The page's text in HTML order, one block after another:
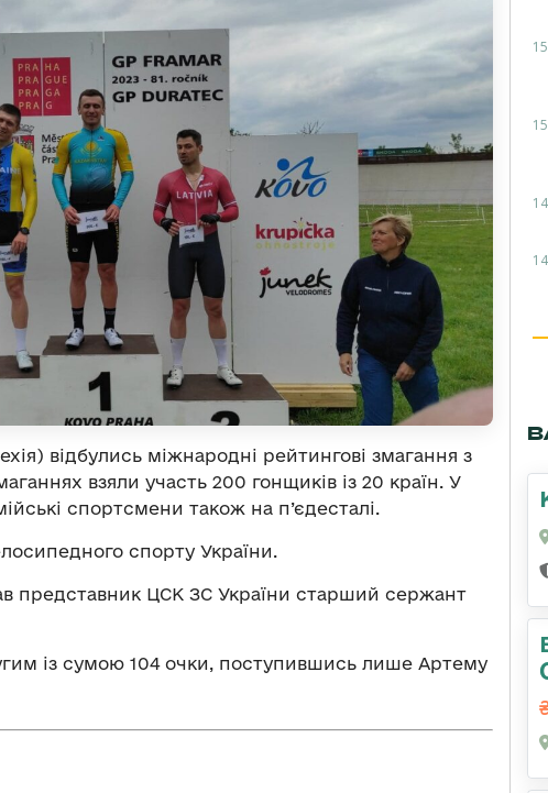
відбулись міжнародні рейтингові змагання з
взяли участь 200 гонщиків із 20 країн. У
спортсмени також на п’єдесталі.
спорту України.
представник ЦСК ЗС України старший сержант
із сумою 104 очки, поступившись лише Артему